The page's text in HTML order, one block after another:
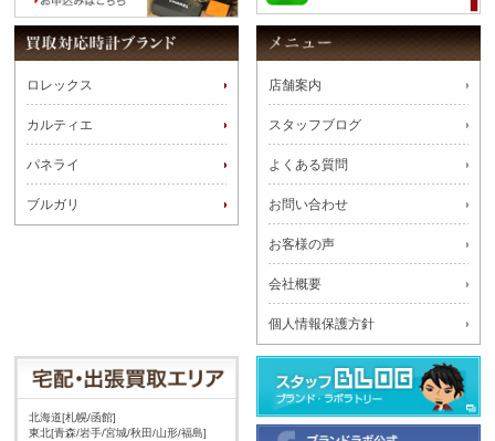
ロレックス
カルティエ
パネライ
ブルガリ
店舗案内
スタッフブログ
よくある質問
お問い合わせ
お客様の声
会社概要
個人情報保護方針
北海道[札幌/函館]
東北[青森/岩手/宮城/秋田/山形/福島]